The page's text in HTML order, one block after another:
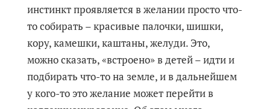
инстинкт проявляется в желании просто что-
то собирать – красивые палочки, шишки,
кору, камешки, каштаны, желуди. Это,
можно сказать, «встроено» в детей – идти и
подбирать что-то на земле, и в дальнейшем
у кого-то это желание может перейти в